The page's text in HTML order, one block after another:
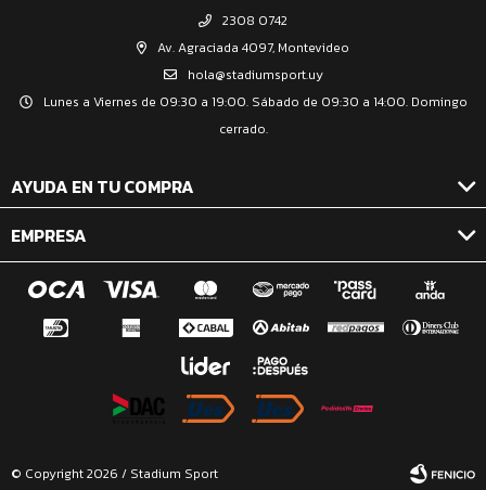
2308 0742
Av. Agraciada 4097, Montevideo
hola@stadiumsport.uy
Lunes a Viernes de 09:30 a 19:00. Sábado de 09:30 a 14:00. Domingo
cerrado.
AYUDA EN TU COMPRA
EMPRESA
© Copyright 2026 / Stadium Sport